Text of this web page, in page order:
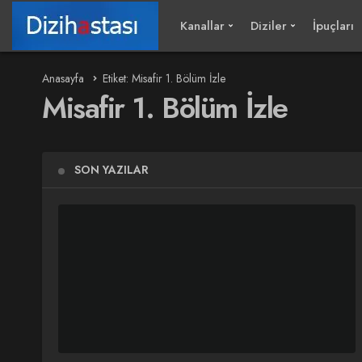
Kanallar Diziler İpuçları
Anasayfa Etiket: Misafir 1. Bölüm İzle
Misafir 1. Bölüm İzle
SON YAZILAR